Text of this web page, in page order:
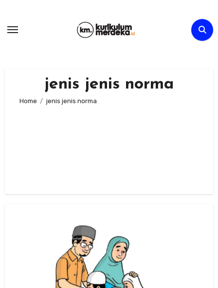
content
jenis jenis norma
Home jenis jenis norma